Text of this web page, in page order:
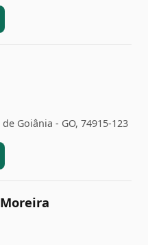
Goiânia - GO, 74915-123